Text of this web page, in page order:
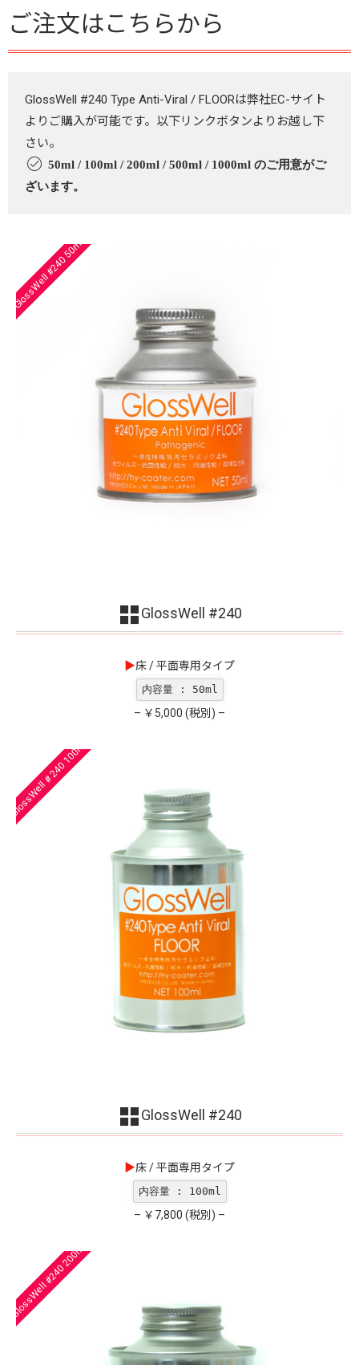
ご注文はこちらから
GlossWell #240 Type Anti-Viral / FLOORは弊社EC-サイト
よりご購入が可能です。以下リンクボタンよりお越し下
さい。
50ml / 100ml / 200ml / 500ml / 1000ml のご用意がご
ざいます。
GlossWell #240 50ml
GlossWell #240
▶︎床 / 平面専用タイプ
内容量 : 50ml
– ￥5,000 (税別) –
GlossWell # 240 100ml
GlossWell #240
▶︎床 / 平面専用タイプ
内容量 : 100ml
– ￥7,800 (税別) –
GlossWell #240 200ml